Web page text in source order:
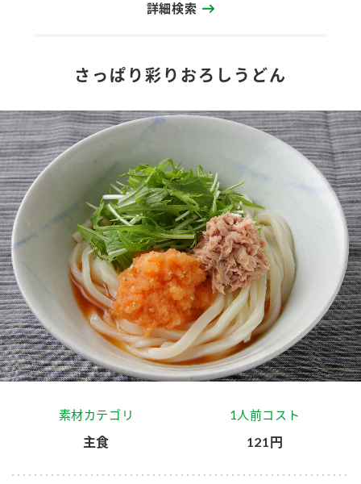
商品情報
商品カテゴリ
調味酢
お酢ドリンク ぽん酢
みりん風・料理酒 鍋用調味料
つゆ たれ
スープ 中華
新商品一覧
キャンペーン情報
ブランド・スペシャルサイト
ブランド・スペシャルサイト トップ
商品ブランドサイト
Fibee（ファイビー）
カンタン酢
お酢ドリンク
企業情報
ミツカングループについて
企業理念
ミツカンを知る
詳細検索
さっぱり彩りおろしうどん
素材カテゴリ
主食
1人前コスト
121円